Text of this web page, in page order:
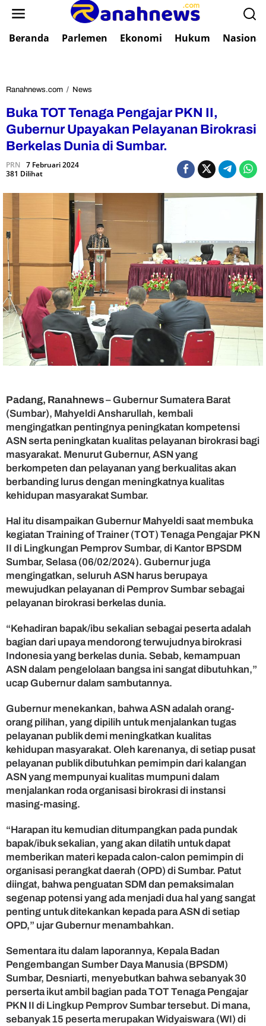
Beranda Parlemen Ekonomi Hukum Nasional
Ranahnews.com / News
k
a
T
O
n
a
P
e
n
g
a
j
a
r
P
K
N
,
G
u
e
r
n
u
r
p
a
a
k
a
n
P
l
y
a
n
a
B
k
r
a
s
e
e
l
a
s
D
a
d
i
S
u
m
Buka TOT Tenaga Pengajar PKN II,
Gubernur Upayakan Pelayanan Birokrasi
Berkelas Dunia di Sumbar.
PRN 7 Februari 2024
381 Dilihat
Padang, Ranahnews– Gubernur Sumatera Barat
(Sumbar), Mahyeldi Ansharullah, kembali
mengingatkan pentingnya peningkatan kompetensi
ASN serta peningkatan kualitas pelayanan birokrasi bagi
masyarakat. Menurut Gubernur, ASN yang
berkompeten dan pelayanan yang berkualitas akan
berbanding lurus dengan meningkatnya kualitas
kehidupan masyarakat Sumbar.
Hal itu disampaikan Gubernur Mahyeldi saat membuka
kegiatan Training of Trainer (TOT) Tenaga Pengajar PKN
II di Lingkungan Pemprov Sumbar, di Kantor BPSDM
Sumbar, Selasa (06/02/2024). Gubernur juga
mengingatkan, seluruh ASN harus berupaya
mewujudkan pelayanan di Pemprov Sumbar sebagai
pelayanan birokrasi berkelas dunia.
“Kehadiran bapak/ibu sekalian sebagai peserta adalah
bagian dari upaya mendorong terwujudnya birokrasi
Indonesia yang berkelas dunia. Sebab, kemampuan
ASN dalam pengelolaan bangsa ini sangat dibutuhkan,”
ucap Gubernur dalam sambutannya.
Gubernur menekankan, bahwa ASN adalah orang-
orang pilihan, yang dipilih untuk menjalankan tugas
pelayanan publik demi meningkatkan kualitas
kehidupan masyarakat. Oleh karenanya, di setiap pusat
pelayanan publik dibutuhkan pemimpin dari kalangan
ASN yang mempunyai kualitas mumpuni dalam
menjalankan roda organisasi birokrasi di instansi
masing-masing.
“Harapan itu kemudian ditumpangkan pada pundak
bapak/ibuk sekalian, yang akan dilatih untuk dapat
memberikan materi kepada calon-calon pemimpin di
organisasi perangkat daerah (OPD) di Sumbar. Patut
diingat, bahwa penguatan SDM dan pemaksimalan
segenap potensi yang ada menjadi dua hal yang sangat
penting untuk ditekankan kepada para ASN di setiap
OPD,” ujar Gubernur menambahkan.
Sementara itu dalam laporannya, Kepala Badan
Pengembangan Sumber Daya Manusia (BPSDM)
Sumbar, Desniarti, menyebutkan bahwa sebanyak 30
perserta ikut ambil bagian pada TOT Tenaga Pengajar
PKN II di Lingkup Pemprov Sumbar tersebut. Di mana,
sebanyak 15 peserta merupakan Widyaiswara (WI) di